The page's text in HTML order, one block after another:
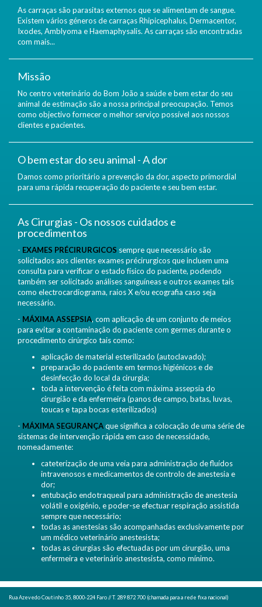
As carraças são parasitas externos que se alimentam de sangue.
Existem vários géneros de carraças Rhipicephalus, Dermacentor,
Ixodes, Amblyoma e Haemaphysalis. As carraças são encontradas
com mais...
Missão
No centro veterinário do Bom João a saúde e bem estar do seu
animal de estimação são a nossa principal preocupação. Temos
como objectivo fornecer o melhor serviço possível aos nossos
clientes e pacientes.
O bem estar do seu animal - A dor
Damos como prioritário a prevenção da dor, aspecto primordial
para uma rápida recuperação do paciente e seu bem estar.
As Cirurgias - Os nossos cuidados e
procedimentos
- EXAMES PRÉCIRURGICOS sempre que necessário são
solicitados aos clientes exames précirurgicos que incluem uma
consulta para verificar o estado físico do paciente, podendo
também ser solicitado análises sanguíneas e outros exames tais
como electrocardiograma, raios X e/ou ecografia caso seja
necessário.
- MÁXIMA ASSEPSIA, com aplicação de um conjunto de meios
para evitar a contaminação do paciente com germes durante o
procedimento cirúrgico tais como:
aplicação de material esterilizado (autoclavado);
preparação do paciente em termos higiénicos e de
desinfecção do local da cirurgia;
toda a intervenção é feita com máxima assepsia do
cirurgião e da enfermeira (panos de campo, batas, luvas,
toucas e tapa bocas esterilizados)
- MÁXIMA SEGURANÇAque significa a colocação de uma série de
sistemas de intervenção rápida em caso de necessidade,
nomeadamente:
cateterização de uma veia para administração de fluídos
intravenosos e medicamentos de controlo de anestesia e
dor;
entubação endotraqueal para administração de anestesia
volátil e oxigénio, e poder-se efectuar respiração assistida
sempre que necessário;
todas as anestesias são acompanhadas exclusivamente por
um médico veterinário anestesista;
todas as cirurgias são efectuadas por um cirurgião, uma
enfermeira e veterinário anestesista, como mínimo.
Rua Azevedo Coutinho 35, 8000-224 Faro // T. 289 872 700 (chamada para a rede fixa nacional)